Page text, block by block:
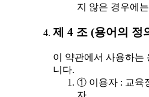
지 않은 경우에
제 4 조 (용어의 정
이 약관에서 사용하는
니다.
① 이용자 : 교육